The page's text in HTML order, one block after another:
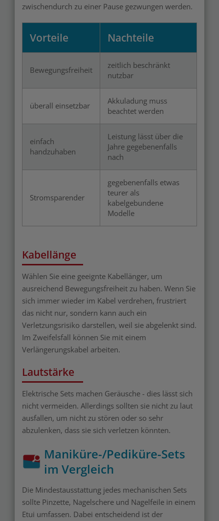
zwischendurch zu einer Pause gezwungen werden.
Vorteile Nachteile
Bewegungsfreiheit
zeitlich beschränkt
nutzbar
überall einsetzbar
Akkuladung muss
beachtet werden
einfach
handzuhaben
Leistung lässt über die
Jahre gegebenenfalls
nach
Stromsparender
gegebenenfalls etwas
teurer als
kabelgebundene
Modelle
Kabellänge
Wählen Sie eine geeignte Kabellänger, um
ausreichend Bewegungsfreiheit zu haben. Wenn Sie
sich immer wieder im Kabel verdrehen, frustriert
das nicht nur, sondern kann auch ein
Verletzungsrisiko darstellen, weil sie abgelenkt sind.
Im Zweifelsfall können Sie mit einem
Verlängerungskabel arbeiten.
Lautstärke
Elektrische Sets machen Geräusche - dies lässt sich
nicht vermeiden. Allerdings sollten sie nicht zu laut
ausfallen, um nicht zu stören oder so sehr
abzulenken, dass sie sich verletzen könnten.
Maniküre-/Pediküre-Sets
im Vergleich
Die Mindestausstattung jedes mechanischen Sets
sollte Pinzette, Nagelschere und Nagelfeile in einem
Etui umfassen. Dabei entscheidend ist der